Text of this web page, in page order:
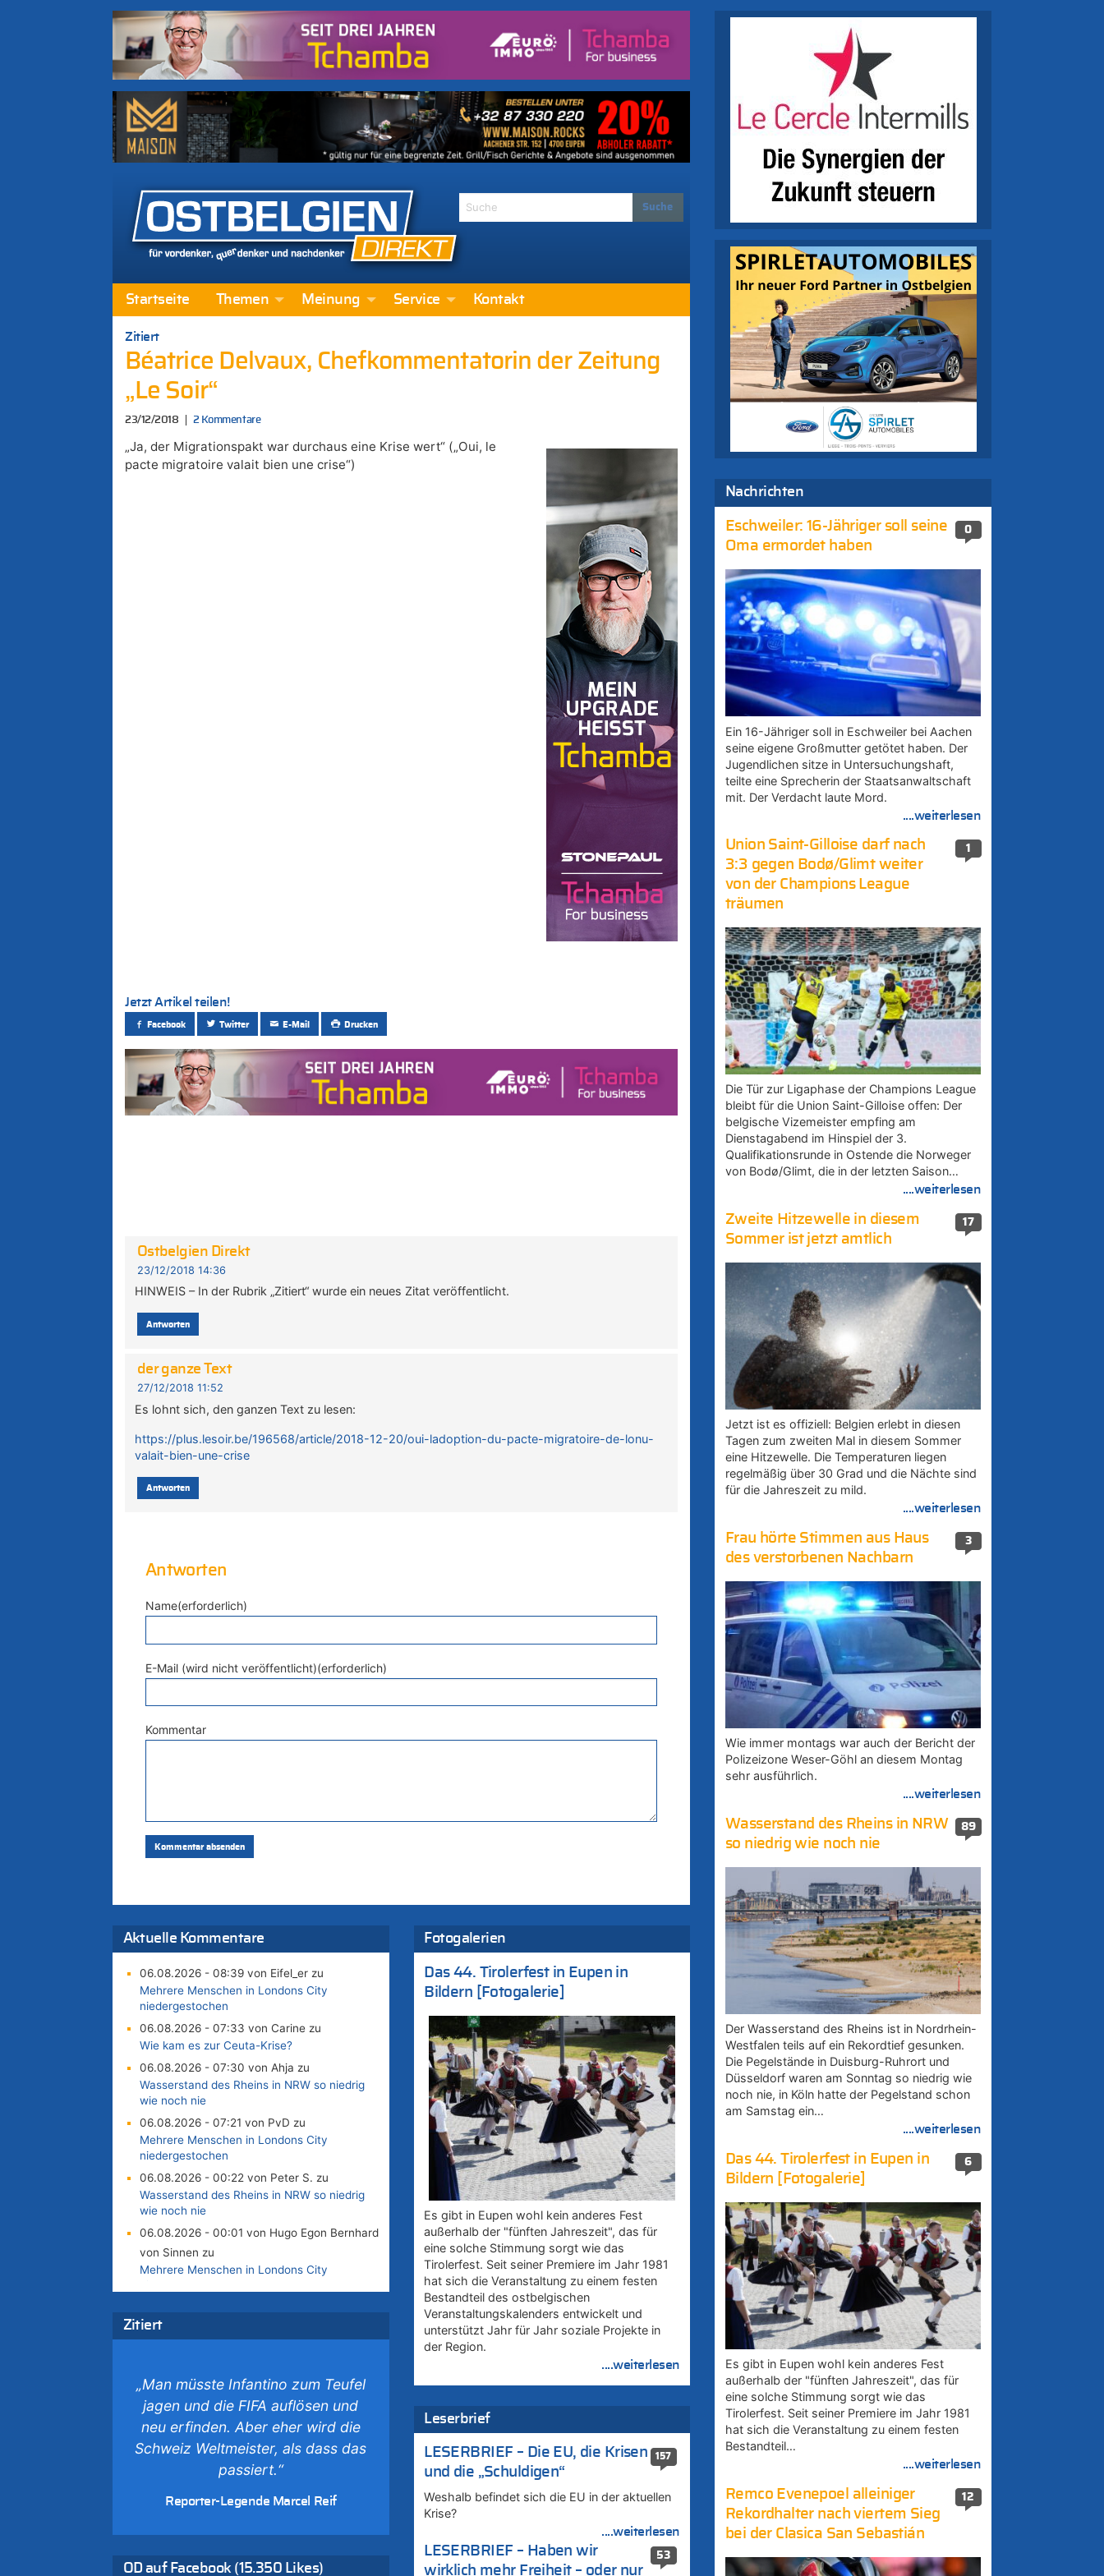
Startseite Themen Meinung Service Kontakt
Zitiert
Béatrice Delvaux, Chefkommentatorin der Zeitung
„Le Soir“
23/12/2018 2 Kommentare
„Ja, der Migrationspakt war durchaus eine Krise wert“ („Oui, le
pacte migratoire valait bien une crise“)
Jetzt Artikel teilen!
Facebook Twitter E-Mail Drucken
Ostbelgien Direkt
23/12/2018 14:36
HINWEIS – In der Rubrik „Zitiert“ wurde ein neues Zitat veröffentlicht.
Antworten
der ganze Text
27/12/2018 11:52
Es lohnt sich, den ganzen Text zu lesen:
https://plus.lesoir.be/196568/article/2018-12-20/oui-ladoption-du-pacte-migratoire-de-lonu-
valait-bien-une-crise
Antworten
Antworten
Name(erforderlich)
E-Mail (wird nicht veröffentlicht)(erforderlich)
Kommentar
Aktuelle Kommentare
06.08.2026 - 08:39 von Eifel_er zu
Mehrere Menschen in Londons City
niedergestochen
06.08.2026 - 07:33 von Carine zu
Wie kam es zur Ceuta-Krise?
06.08.2026 - 07:30 von Ahja zu
Wasserstand des Rheins in NRW so niedrig
wie noch nie
06.08.2026 - 07:21 von PvD zu
Mehrere Menschen in Londons City
niedergestochen
06.08.2026 - 00:22 von Peter S. zu
Wasserstand des Rheins in NRW so niedrig
wie noch nie
06.08.2026 - 00:01 von Hugo Egon Bernhard
von Sinnen zu
Mehrere Menschen in Londons City
Wasserstand des Rheins in NRW so niedrig
wie noch nie
Wasserstand des Rheins in NRW so niedrig
wie noch nie
05.08.2026 - 22:31 von Chips zu
Mehrere Menschen in Londons City
niedergestochen
05.08.2026 - 22:18 von Kritisch denken zu
niedergestochen
niedergestochen
Zitiert
„Man müsste Infantino zum Teufel
jagen und die FIFA auflösen und
neu erfinden. Aber eher wird die
Schweiz Weltmeister, als dass das
passiert.“
Reporter-Legende Marcel Reif
OD auf Facebook (15.350 Likes)
Fotogalerien
Das 44. Tirolerfest in Eupen in
Bildern [Fotogalerie]
Es gibt in Eupen wohl kein anderes Fest
außerhalb der "fünften Jahreszeit", das für
eine solche Stimmung sorgt wie das
Tirolerfest. Seit seiner Premiere im Jahr 1981
hat sich die Veranstaltung zu einem festen
Bestandteil des ostbelgischen
Veranstaltungskalenders entwickelt und
unterstützt Jahr für Jahr soziale Projekte in
der Region.
....weiterlesen
Leserbrief
157
LESERBRIEF – Die EU, die Krisen
und die „Schuldigen“
Weshalb befindet sich die EU in der aktuellen
Krise?
....weiterlesen
53
LESERBRIEF – Haben wir
wirklich mehr Freiheit – oder nur
Nachrichten
0
Eschweiler: 16-Jähriger soll seine
Oma ermordet haben
Ein 16-Jähriger soll in Eschweiler bei Aachen
seine eigene Großmutter getötet haben. Der
Jugendlichen sitze in Untersuchungshaft,
teilte eine Sprecherin der Staatsanwaltschaft
mit. Der Verdacht laute Mord.
....weiterlesen
1
Union Saint-Gilloise darf nach
3:3 gegen Bodø/Glimt weiter
von der Champions League
träumen
Die Tür zur Ligaphase der Champions League
bleibt für die Union Saint-Gilloise offen: Der
belgische Vizemeister empfing am
Dienstagabend im Hinspiel der 3.
Qualifikationsrunde in Ostende die Norweger
von Bodø/Glimt, die in der letzten Saison…
....weiterlesen
17
Zweite Hitzewelle in diesem
Sommer ist jetzt amtlich
Jetzt ist es offiziell: Belgien erlebt in diesen
Tagen zum zweiten Mal in diesem Sommer
eine Hitzewelle. Die Temperaturen liegen
regelmäßig über 30 Grad und die Nächte sind
für die Jahreszeit zu mild.
....weiterlesen
3
Frau hörte Stimmen aus Haus
des verstorbenen Nachbarn
Wie immer montags war auch der Bericht der
Polizeizone Weser-Göhl an diesem Montag
sehr ausführlich.
....weiterlesen
89
Wasserstand des Rheins in NRW
so niedrig wie noch nie
Der Wasserstand des Rheins ist in Nordrhein-
Westfalen teils auf ein Rekordtief gesunken.
Die Pegelstände in Duisburg-Ruhrort und
Düsseldorf waren am Sonntag so niedrig wie
noch nie, in Köln hatte der Pegelstand schon
am Samstag ein…
....weiterlesen
6
Das 44. Tirolerfest in Eupen in
Bildern [Fotogalerie]
Es gibt in Eupen wohl kein anderes Fest
außerhalb der "fünften Jahreszeit", das für
eine solche Stimmung sorgt wie das
Tirolerfest. Seit seiner Premiere im Jahr 1981
hat sich die Veranstaltung zu einem festen
Bestandteil…
....weiterlesen
12
Remco Evenepoel alleiniger
Rekordhalter nach viertem Sieg
bei der Clasica San Sebastián